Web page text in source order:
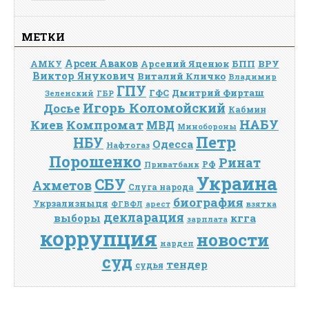
МЕТКИ
АМКУ Арсен Аваков Арсений Яценюк БПП ВРУ
Виктор Янукович Виталий Кличко Владимир
Зеленский ГБР ГПУ ГФС Дмитрий Фирташ
Досье Игорь Коломойский Кабмин
Киев Компромат МВД Минобороны НАБУ
НБУ Нафтогаз Одесса Петр
Порошенко Приватбанк РФ Ринат
Ахметов СБУ Слуга народа Украина
Укрзализныця ФГВФЛ арест биография взятка
выборы декларация зарплата кгга
коррупция нардеп новости
суд судья тендер